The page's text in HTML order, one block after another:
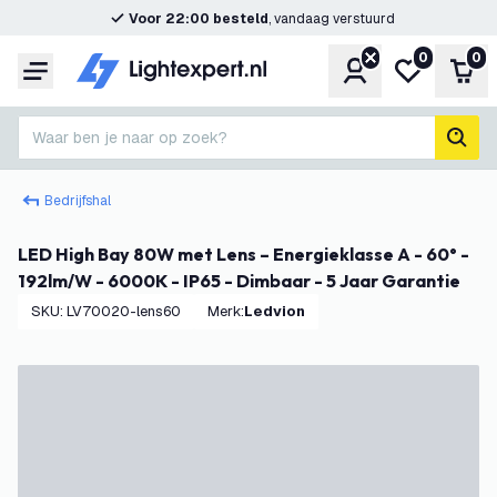
Voor 22:00 besteld, vandaag verstuurd
Menu Account
Mijn
0 0
Waar ben je naar op zoek?
Bedrijfshal
LED High Bay 80W met Lens – Energieklasse A - 60° -
192lm/W - 6000K - IP65 - Dimbaar - 5 Jaar Garantie
SKU: LV70020-lens60 Merk: Ledvion